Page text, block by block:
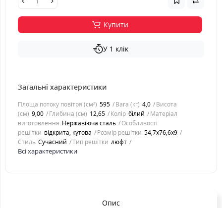
Купити
У 1 клік
Загальні характеристики
Площа потоку повітря (см²) 595 Вага (кг) 4,0
Висота
(см) 9,00 Глибина (см) 12,65 Колір білий
Матеріал
виготовлення Нержавіюча сталь
Особливості
решітки відкрита, кутова Розмір решітки 54,7x76,6x9
Стиль Cучасний Тип решітки люфт
Всі характеристики
Опис